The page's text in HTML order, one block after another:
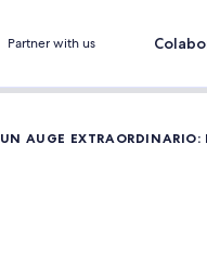
Partner with us
UN AUGE